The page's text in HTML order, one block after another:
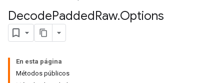
DecodePaddedRaw.Options
En esta página
Métodos públicos